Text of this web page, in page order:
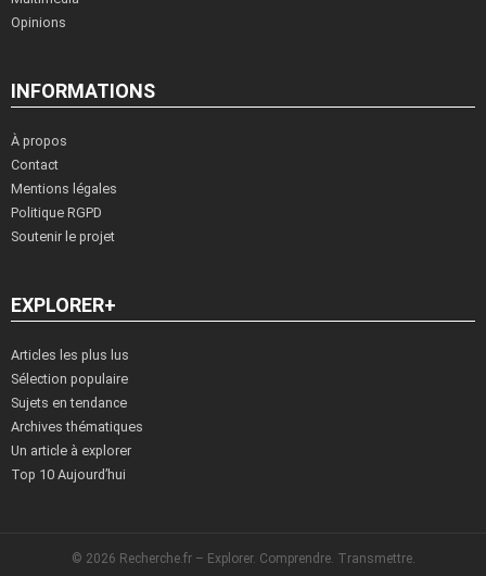
Opinions
INFORMATIONS
À propos
Contact
Mentions légales
Politique RGPD
Soutenir le projet
EXPLORER+
Articles les plus lus
Sélection populaire
Sujets en tendance
Archives thématiques
Un article à explorer
Top 10 Aujourd’hui
© 2026 Recherche.fr – Explorer. Comprendre. Transmettre.